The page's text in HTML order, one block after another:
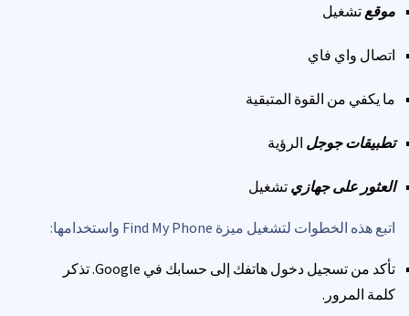
موقع تشغيل
اتصال واي فاي
ما يكفي من القوة المتبقية
تطبيقات جوجل الرؤية
العثور على جهازي تشغيل
اتبع هذه الخطوات لتشغيل ميزة Find My Phone واستخدامها:
تأكد من تسجيل دخول هاتفك إلى حسابك في Google. تذكر
كلمة المرور.